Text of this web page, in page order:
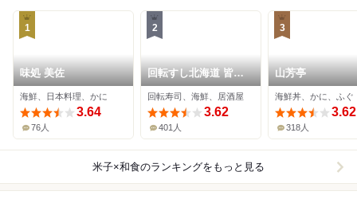
1
味処 美佐
海鮮、日本料理、かに
3.64
76人
2
回転すし北海道 皆生
店
回転寿司、海鮮、居酒屋
3.62
401人
3
山芳亭
海鮮丼、かに、ふぐ
3.62
318人
米子×和食のランキングをもっと見る